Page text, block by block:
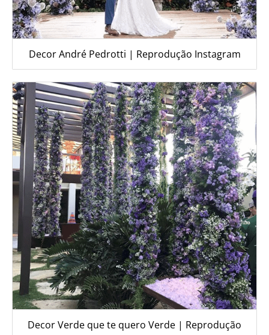
Decor André Pedrotti | Reprodução Instagram
Decor Verde que te quero Verde | Reprodução